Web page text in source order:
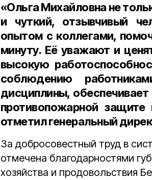
«Ольга Михайловна не
и чуткий, отзывчивый
опытом с коллегами,
минуту. Её уважают и
высокую
соблюдению
дисциплины,
противопожарной
отметил генеральный
За добросовестный труд в
отмечена благодарностями
хозяйства и продовольствия